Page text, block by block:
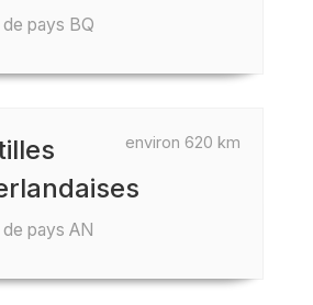
pays BQ
environ 620 km
pays AN